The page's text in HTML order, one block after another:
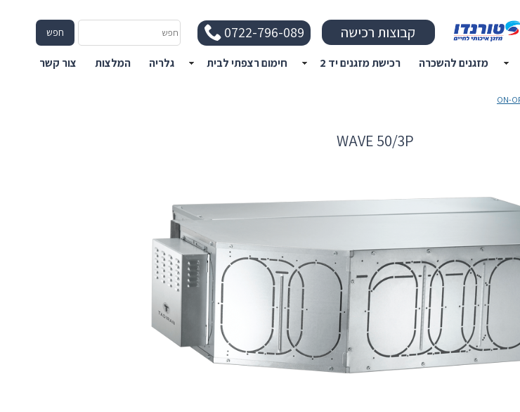
קבוצות רכישה 0722-796-089 חפש חפש
מזגנים להשכרה רכישת מזגנים יד 2 חימום רצפתי לבית גלריה המלצות צור קשר
WAVE 50/3P